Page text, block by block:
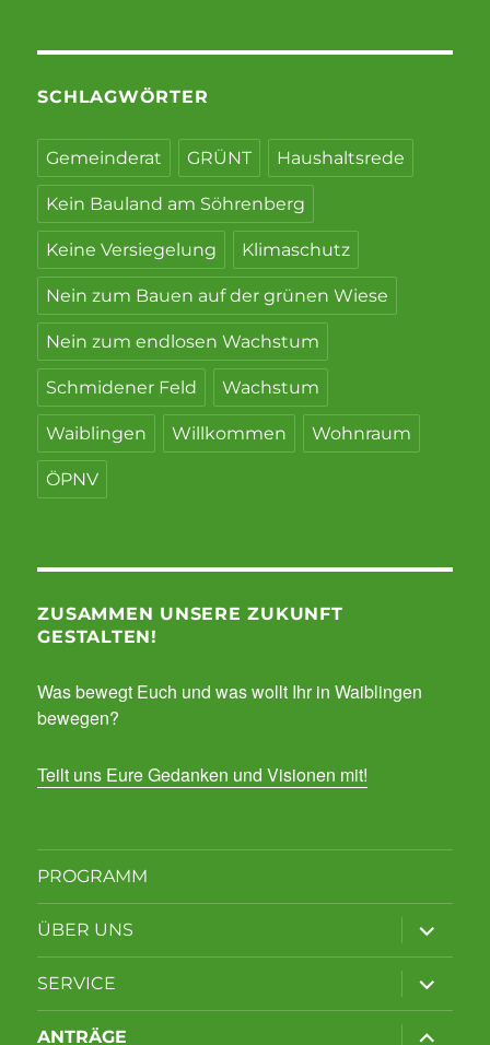
SCHLAGWÖRTER
Gemeinderat GRÜNT Haushaltsrede
Kein Bauland am Söhrenberg
Keine Versiegelung Klimaschutz
Nein zum Bauen auf der grünen Wiese
Nein zum endlosen Wachstum
Schmidener Feld Wachstum
Waiblingen Willkommen Wohnraum
ÖPNV
ZUSAMMEN UNSERE ZUKUNFT
GESTALTEN!
Was bewegt Euch und was wollt Ihr in Waiblingen
bewegen?
Teilt uns Eure Gedanken und Visionen mit!
PROGRAMM
ÜBER UNS
anzeigen
SERVICE
anzeigen
ANTRÄGE